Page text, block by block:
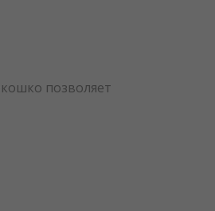
позволяет